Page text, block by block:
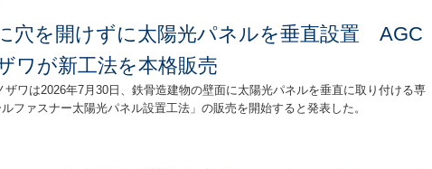
穴を開けずに太陽光パネルを垂直設置 AGC
ワが新工法を本格販売
ザワは2026年7月30日、鉄骨造建物の壁面に太陽光パネルを垂直に取り付ける専
ファスナー太陽光パネル設置工法」の販売を開始すると発表した。